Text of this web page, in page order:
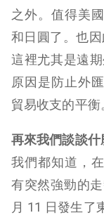
之外。值得美
和日圓了。也
這裡尤其是遠
原因是防止外
貿易收支的平衡
再來我們談談
我們都知道，
有突然強勁的
月 11 日發生了